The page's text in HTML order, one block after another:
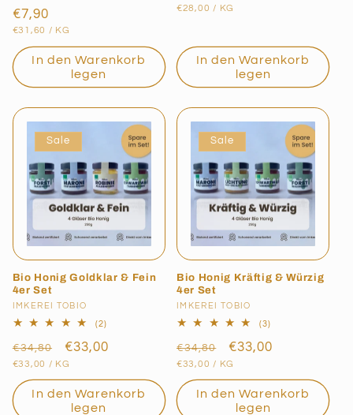
Normaler
Preis
€7,90
GRUNDPREIS
€31,60 / PRO
KG
In den Warenkorb
legen
Preis
GRUNDPREIS
€28,00 / PRO
KG
In den Warenkorb
legen
Sale
Bio Honig Goldklar & Fein
4er Set
Anbieter:
IMKEREI TOBIO
(2)2
insgesamt
Normaler
Preis
€34,80 Verkaufspreis
€33,00
GRUNDPREIS
€33,00 / PRO
KG
In den Warenkorb
legen
Sale
Bio Honig Kräftig & Würzig
4er Set
Anbieter:
IMKEREI TOBIO
(3)3
insgesamt
Normaler
Preis
€34,80 Verkaufspreis
€33,00
GRUNDPREIS
€33,00 / PRO
KG
In den Warenkorb
legen